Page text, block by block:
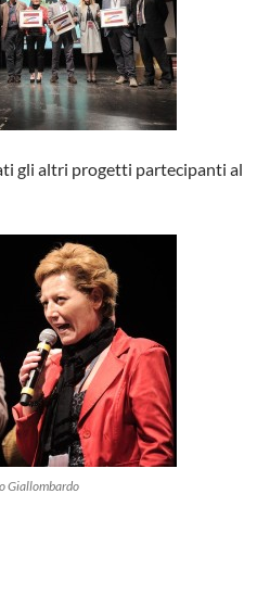
gli altri progetti partecipanti al
Giallombardo